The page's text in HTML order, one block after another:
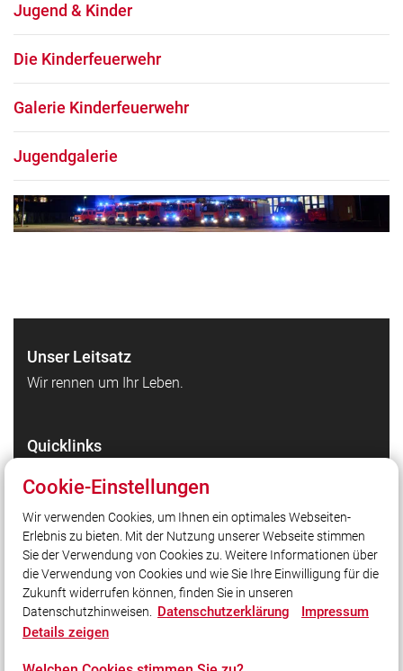
Jugend & Kinder
Die Kinderfeuerwehr
Galerie Kinderfeuerwehr
Jugendgalerie
Unser Leitsatz
Wir rennen um Ihr Leben.
Quicklinks
Markt Wendelstein
Landkreis Roth
LFV Bayern
Administration
Social Media
Cookie-Einstellungen
Wir verwenden Cookies, um Ihnen ein optimales Webseiten-
Erlebnis zu bieten. Mit der Nutzung unserer Webseite stimmen
Sie der Verwendung von Cookies zu. Weitere Informationen über
die Verwendung von Cookies und wie Sie Ihre Einwilligung für die
Zukunft widerrufen können, finden Sie in unseren
Datenschutzhinweisen. Datenschutzerklärung
Impressum
Details zeigen